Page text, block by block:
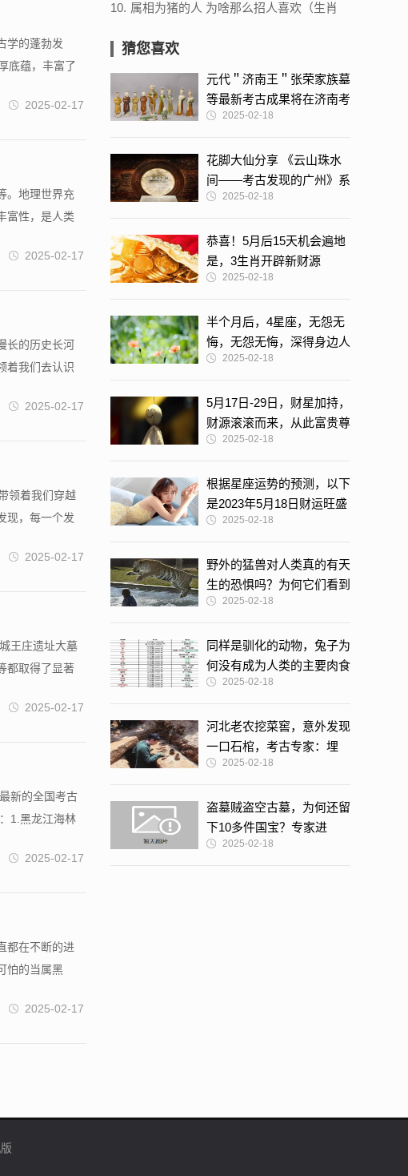
学的蓬勃发
底蕴，丰富了
2025-02-17
。地理世界充
富性，是人类
2025-02-17
长的历史长河
着我们去认识
2025-02-17
领着我们穿越
现，每一个发
2025-02-17
王庄遗址大墓
都取得了显著
2025-02-17
新的全国考古
1.黑龙江海林
2025-02-17
都在不断的进
怕的当属黑
2025-02-17
10. 属相为猪的人 为啥那么招人喜欢（生肖
猜您喜欢
元代＂济南王＂张荣家族墓
等最新考古成果将在济南考
古馆展出
2025-02-18
花脚大仙分享 《云山珠水
间——考古发现的广州》系
列之一
2025-02-18
恭喜！5月后15天机会遍地
是，3生肖开辟新财源
2025-02-18
半个月后，4星座，无怨无
悔，无怨无悔，深得身边人
认同2025-02-18
5月17日-29日，财星加持，
财源滚滚而来，从此富贵尊
贵，豪气满满
2025-02-18
根据星座运势的预测，以下
是2023年5月18日财运旺盛
的星座
2025-02-18
野外的猛兽对人类真的有天
生的恐惧吗？为何它们看到
人通常会逃？
2025-02-18
同样是驯化的动物，兔子为
何没有成为人类的主要肉食
来源？
2025-02-18
河北老农挖菜窖，意外发现
一口石棺，考古专家：埋
好，再等13年
2025-02-18
盗墓贼盗空古墓，为何还留
下10多件国宝？专家进
去：原来如此
2025-02-18